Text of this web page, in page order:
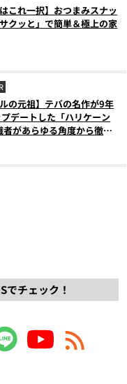
これ一択】おつまみスナッ
クッと」で簡単＆極上の家
の元祖】テバの名作が9年
デートした「ハリケーン
があらゆる角度から徹底
でチェック！